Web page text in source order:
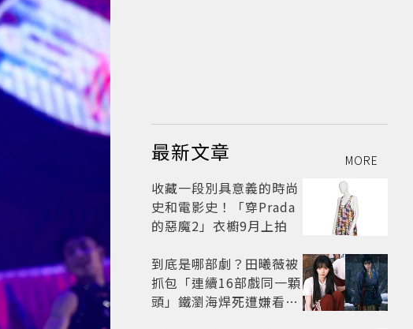
最新文章 MORE
收藏一段別具意義的時尚
史和電影史！「穿Prada
的惡魔2」衣櫥9月上拍
到底是哪部劇？田曦薇被
抓包「連續16部戲同一顆
頭」鐵瀏海焊死遭嫌看膩